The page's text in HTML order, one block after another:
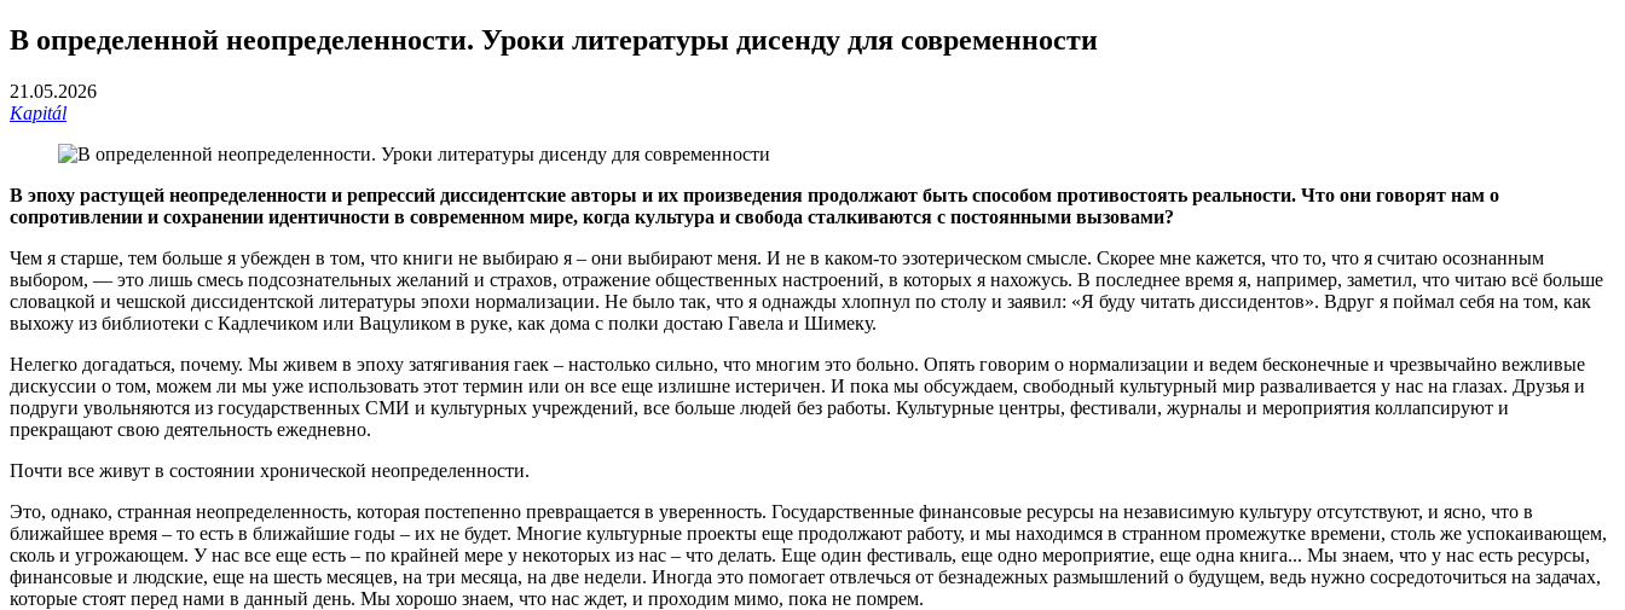
В определенной неопределенности. Уроки литературы дисенду для современности
21.05.2026
Kapitál
В эпоху растущей неопределенности и репрессий диссидентские авторы и их произведения продолжают быть способом противостоять реальности. Что они говорят нам о
сопротивлении и сохранении идентичности в современном мире, когда культура и свобода сталкиваются с постоянными вызовами?
Чем я старше, тем больше я убежден в том, что книги не выбираю я – они выбирают меня. И не в каком-то эзотерическом смысле. Скорее мне кажется, что то, что я считаю осознанным
выбором, — это лишь смесь подсознательных желаний и страхов, отражение общественных настроений, в которых я нахожусь. В последнее время я, например, заметил, что читаю всё больше
словацкой и чешской диссидентской литературы эпохи нормализации. Не было так, что я однажды хлопнул по столу и заявил: «Я буду читать диссидентов». Вдруг я поймал себя на том, как
выхожу из библиотеки с Кадлечиком или Вацуликом в руке, как дома с полки достаю Гавела и Шимеку.
Нелегко догадаться, почему. Мы живем в эпоху затягивания гаек – настолько сильно, что многим это больно. Опять говорим о нормализации и ведем бесконечные и чрезвычайно вежливые
дискуссии о том, можем ли мы уже использовать этот термин или он все еще излишне истеричен. И пока мы обсуждаем, свободный культурный мир разваливается у нас на глазах. Друзья и
подруги увольняются из государственных СМИ и культурных учреждений, все больше людей без работы. Культурные центры, фестивали, журналы и мероприятия коллапсируют и
прекращают свою деятельность ежедневно.
Почти все живут в состоянии хронической неопределенности.
Это, однако, странная неопределенность, которая постепенно превращается в уверенность. Государственные финансовые ресурсы на независимую культуру отсутствуют, и ясно, что в
ближайшее время – то есть в ближайшие годы – их не будет. Многие культурные проекты еще продолжают работу, и мы находимся в странном промежутке времени, столь же успокаивающем,
сколь и угрожающем. У нас все еще есть – по крайней мере у некоторых из нас – что делать. Еще один фестиваль, еще одно мероприятие, еще одна книга... Мы знаем, что у нас есть ресурсы,
финансовые и людские, еще на шесть месяцев, на три месяца, на две недели. Иногда это помогает отвлечься от безнадежных размышлений о будущем, ведь нужно сосредоточиться на задачах,
которые стоят перед нами в данный день. Мы хорошо знаем, что нас ждет, и проходим мимо, пока не помрем.